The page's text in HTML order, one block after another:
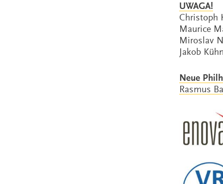
UWAGA!
Christoph
Maurice
Miroslav
Jakob
Neue
Rasmus